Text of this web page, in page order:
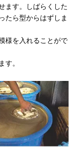
ます。しばらくした
たら型からはずしま
様を入れることがで
す。